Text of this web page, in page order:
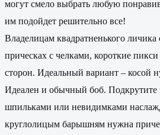
могут смело выбрать любую
им подойдет решительно все!
Владелицам квадратненького личика
прическах с челками, короткие
сторон. Идеальный вариант – косой
Идеален и обычный боб. Подкрутите
шпильками или невидимками
круглолицым барышням нужна